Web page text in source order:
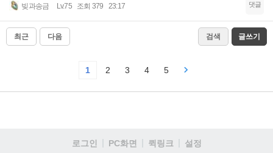
빚과송금 Lv.75 조회 379 23:17 댓글
최근 다음 검색 글쓰기
1 2 3 4 5
로그인 PC화면 퀵링크
설정